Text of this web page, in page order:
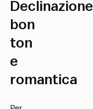
Declinazione
bon
ton
e
romantica